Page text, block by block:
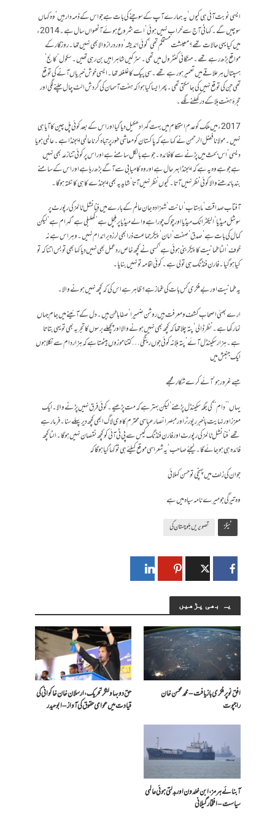
ایسی نوبت آئی ہی کیوں‘ یہ ہمارے آپ کے سوچنے کی بات ہے جو اس کے ذمہ دار ہیں‘ وہ کہاں
سوچیں گے۔ کہانی آج سے خراب نہیں ہوئی‘ اسے شروع ہوئے آٹھواں سال ہے۔ 2014ء
میں کیا یہی حالات تھے؟ معیشت مستحکم تھی‘ کوئی اندیشہ‘ دور دراز والا بھی نہیں تھا۔ روزگار کے
مواقع بڑھ رہے تھے۔ مہنگائی کنٹرول میں تھی۔ سڑکیں شاہراہیں بن رہی تھیں۔ سکول‘ کالج‘
ہسپتال ہر علاقے میں تعمیر ہو رہے تھے۔ سی پیک کا غلغلہ تھا۔ ایسی خوش خبریاں آنے کی توقع
تھی جن کی توقع نہیں کی جا سکتی تھی۔ پھر ایسا کیا ہوا کہ ہفت آسمان کی گردش الٹ چال چلنے لگی اور
حجرۂ ہفت بلا کے در کھلنے لگے۔
2017ء میں ملک کو عدم استحکام میں بہت گہرا دھکیل دیا گیا اور اس کے بعد کوئی پل چین کا آیا ہی
نہیں۔ مولانا فضل الرحمن نے کہا ہے کہ پاکستان کو معاشی طورپر تباہ کرنا عالمی ایجنڈا ہے۔ عالمی ہو یا
دیسی‘ اس بحث میں پڑنے سے کا فائدہ ۔جو ہے بالکل سامنے ہے اور اس پر کوئی تنازعہ بھی نہیں
ہے جو ہے وہ یہ ہے کہ ایجنڈا بہرحال ہے اور وہ کامیابی سے آگے بڑھ رہا ہے اور اس کے سامنے
بند باندھنے والا کوئی نظر نہیں آ تا۔ کیوں نظر نہیں آتا‘ شاید یہ بھی ایجنڈے کا ہی کا نکتہ ہوگا۔
آفتاب صداقت‘ ماہتابِ‘ امانت‘ شہزادہ جان عالم کے بارے میں فنانشل ٹائمز کی رپورٹ پر
سوشل میڈیا‘ الیکٹرانک میڈیا اور چوک چوراہے والے میڈیا پر ہلچل ہے‘ کھلبلی ہے‘ کہرام ہے‘ لیکن
کمال کی بات ہے‘ صدق ‘ صفت‘ امان‘ پیکر جماعت ذرا بھی لرزہ براندام نہیں۔ و ہراس ہے نہ
خوف‘ الٹا طمانیت کا پیکر بنی ہوئی ہے‘ کسی نے کچھ خاص ردعمل بھی نہیں دیا کہا بھی تو بس اتنا کہ تو
کیا ہو گیا۔ فارن فنڈنگ ہی تو لی ہے۔ کوئی اقامہ تو نہیں بنایا۔
یہ طمانیت اور بے فکری کس بات کی غماز ہے؟ ظاہر ہے اس کی کہ کچھ نہیں ہونے والا۔
ارے بھئی اصحابِ کشف و معرفت ہیں روشن ضمیرا‘ صفا باطن ہیں۔ دل کے آئینے میں جام جہاں
نما رکھا ہے۔ نظر ڈالی‘ پتہ چلا تھا کہ کچھ بھی نہیں ہونے والا اور پچھلے برسوں کا تجربہ بھی تو یہی بتاتا
ہے۔ ہزار سکینڈل آئے‘ پتہ ہلا نہ کوئی جوں رینگی … کتنا موزوں بیٹھتا ہے کہ ہزار دام سے نکلا ہوں
ایک جنبش میں
جسے غرور ہو‘ آئے کرے شکار مجھے
یہاں ’’دام‘‘ کی جگہ سکینڈل پڑھئے‘ لیکن بہتر ہے کہ مت پڑھیے۔ کوئی فرق نہیں پڑنے والا۔ ایک
معزز اور نہایت باخبر رپورٹر اور مبصر انصارعباسی محترم کا وی لاگ ابھی کچھ دیر پہلے سنا۔ فرما رہے
تھے‘ فنانشل ٹائمز کی رپورٹ اور فارن فنڈنگ کیس سے پی ٹی آئی کو کچھ نقصان نہیں ہوگا۔ الٹا کچھ
فائدہ ہی ہو جائے گا۔ لیجئے صاحب‘ یہ شعر اسی موقع کیلئے ہی تو کہا گیا ہوگا کہ
جوان کی زلف میں پہنچی تو حسن کہلائی
وہ تیرگی جو میرے نامہ سیاہ میں ہے
ٹیگز تصویریں بلوچستان کی
یہ بھی پڑھیں
افق نو پر فکری بازیافت – محمد محسن خان
راجپوت
حق دو بہاولنگر تحریک، ارسلان خان خاکوانی کی
قیادت میں عوامی حقوق کی آواز – ابو حیدر
آبنائے ہرمز، ابن خلدون اور بدلتی ہوئی عالمی
سیاست – افتخار گیلانی